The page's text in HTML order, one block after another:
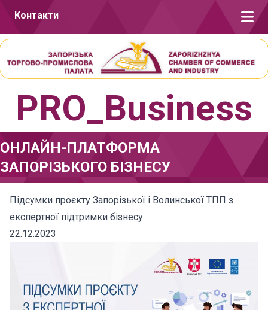
Контакти
PRO_Business
ОНЛАЙН-ПЛАТФОРМА
ЗАПОРІЗЬКОГО БІЗНЕСУ
Підсумки проєкту Запорізької і Волинської ТПП з
експертної підтримки бізнесу
22.12.2023